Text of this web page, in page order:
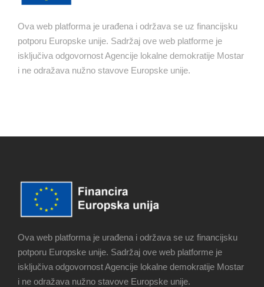
Ova web platforma je urađena i održava se uz financijsku
potporu Europske unije. Sadržaj ove web platforme je
isključiva odgovornost Agencije lokalne demokratije Mostar
i ne odražava nužno stavove Europske unije.
Ova web platforma je urađena i održava se uz financijsku
potporu Europske unije. Sadržaj ove web platforme je
isključiva odgovornost Agencije lokalne demokratije Mostar
i ne odražava nužno stavove Europske unije.